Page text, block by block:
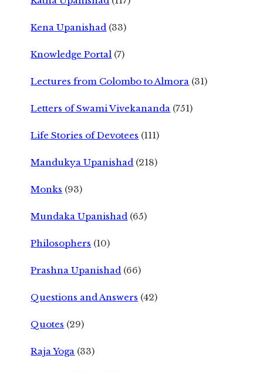
Kena Upanishad (33)
Knowledge Portal (7)
Lectures from Colombo to Almora (31)
Letters of Swami Vivekananda (751)
Life Stories of Devotees (111)
Mandukya Upanishad (218)
Monks (93)
Mundaka Upanishad (65)
Philosophers (10)
Prashna Upanishad (66)
Questions and Answers (42)
Quotes (29)
Raja Yoga (33)